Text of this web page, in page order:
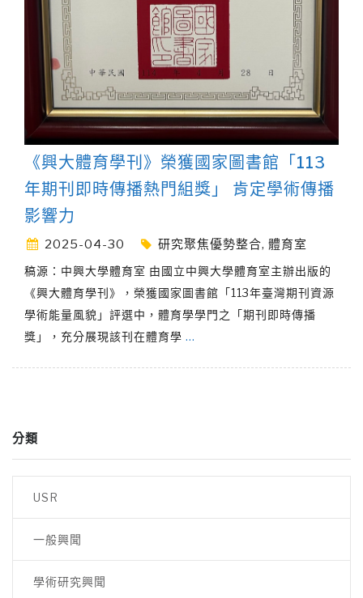
《興大體育學刊》榮獲國家圖書館「113
年期刊即時傳播熱門組獎」 肯定學術傳播
影響力
2025-04-30 研究聚焦優勢整合, 體育室
稿源：中興大學體育室 由國立中興大學體育室主辦出版的
《興大體育學刊》，榮獲國家圖書館「113年臺灣期刊資源
學術能量風貌」評選中，體育學學門之「期刊即時傳播
獎」，充分展現該刊在體育學 …
分類
USR
一般興聞
學術研究興聞